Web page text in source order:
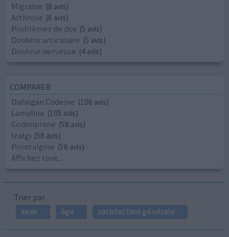
Migraine (8 avis)
Arthrose (6 avis)
Problèmes de dos (5 avis)
Douleur articulaire (5 avis)
Douleur nerveuse (4 avis)
COMPARER
Dafalgan Codeine (106 avis)
Lamaline (105 avis)
Codoliprane (58 avis)
Izalgi (58 avis)
Prontalgine (56 avis)
Affichez tout...
Trier par
sexe
âge satisfaction générale